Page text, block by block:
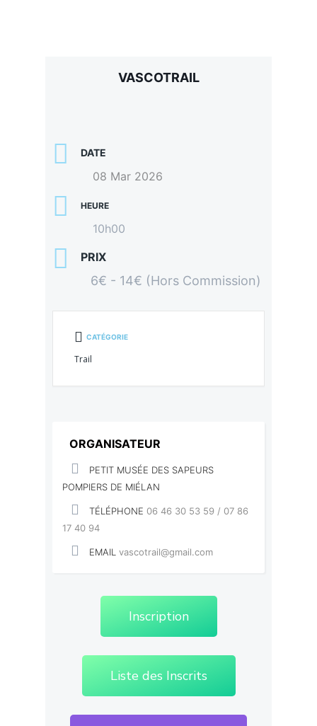
VASCOTRAIL
DATE
08 Mar 2026
HEURE
10h00
PRIX
6€ - 14€ (Hors Commission)
CATÉGORIE
Trail
ORGANISATEUR
PETIT MUSÉE DES SAPEURS
POMPIERS DE MIÉLAN
TÉLÉPHONE 06 46 30 53 59 / 07 86
17 40 94
EMAIL vascotrail@gmail.com
Inscription
Liste des Inscrits